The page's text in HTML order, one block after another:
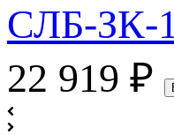
22 919 ₽